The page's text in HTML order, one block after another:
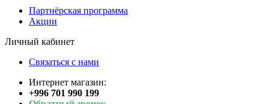
Партнёрская программа
Акции
Личный кабинет
Связаться с нами
Интернет магазин:
+996 701 990 199